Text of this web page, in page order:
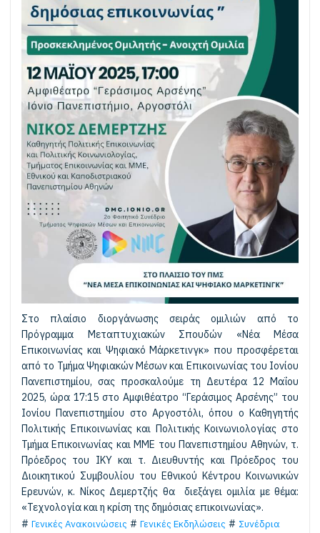
Στο πλαίσιο διοργάνωσης σειράς ομιλιών από το
Πρόγραμμα Μεταπτυχιακών Σπουδών «Νέα Μέσα
Επικοινωνίας και Ψηφιακό Μάρκετινγκ» που προσφέρεται
από το Τμήμα Ψηφιακών Μέσων και Επικοινωνίας του Ιονίου
Πανεπιστημίου, σας προσκαλούμε τη Δευτέρα 12 Μαΐου
2025, ώρα 17:15 στο Αμφιθέατρο “Γεράσιμος Αρσένης” του
Ιονίου Πανεπιστημίου στο Αργοστόλι, όπου ο Καθηγητής
Πολιτικής Επικοινωνίας και Πολιτικής Κοινωνιολογίας στο
Τμήμα Επικοινωνίας και ΜΜΕ του Πανεπιστημίου Αθηνών, τ.
Πρόεδρος του ΙΚΥ και τ. Διευθυντής και Πρόεδρος του
Διοικητικού Συμβουλίου του Εθνικού Κέντρου Κοινωνικών
Ερευνών, κ. Νίκος Δεμερτζής θα διεξάγει ομιλία με θέμα:
«Τεχνολογία και η κρίση της δημόσιας επικοινωνίας».
Γενικές Ανακοινώσεις
Γενικές Εκδηλώσεις Συνέδρια